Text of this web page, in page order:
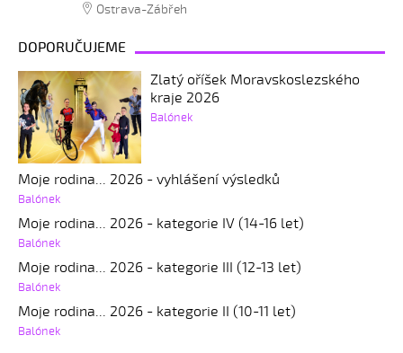
Ostrava-Zábřeh
DOPORUČUJEME
Zlatý oříšek Moravskoslezského
kraje 2026
Balónek
Moje rodina... 2026 - vyhlášení výsledků
Balónek
Moje rodina... 2026 - kategorie IV (14-16 let)
Balónek
Moje rodina... 2026 - kategorie III (12-13 let)
Balónek
Moje rodina... 2026 - kategorie II (10-11 let)
Balónek